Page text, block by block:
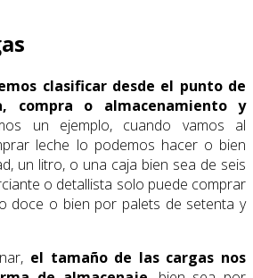
clasificar desde el punto de
compra o almacenamiento y
un ejemplo, cuando vamos al
leche lo podemos hacer o bien
un litro, o una caja bien sea de seis
o detallista solo puede comprar
doce o bien por palets de setenta y
el tamaño de las cargas nos